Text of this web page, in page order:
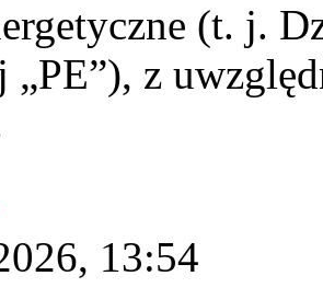
(t. j.
„PE”), z
13:54